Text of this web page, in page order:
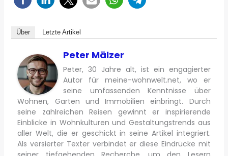
Über Letzte Artikel
Peter Mälzer
Peter, 30 Jahre alt, ist ein engagierter
Autor für meine-wohnwelt.net, wo er
seine umfassenden Kenntnisse über
Wohnen, Garten und Immobilien einbringt. Durch
seine zahlreichen Reisen gewinnt er inspirierende
Einblicke in Wohnkulturen und Gestaltungstrends aus
aller Welt, die er geschickt in seine Artikel integriert.
Als versierter Texter verbindet er diese Eindrücke mit